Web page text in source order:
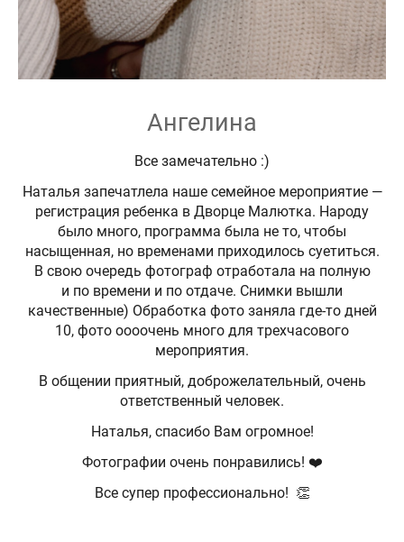
Ангелина
Все замечательно :)
Наталья запечатлела наше семейное мероприятие —
регистрация ребенка в Дворце Малютка. Народу
было много, программа была не то, чтобы
насыщенная, но временами приходилось суетиться.
В свою очередь фотограф отработала на полную
и по времени и по отдаче. Снимки вышли
качественные) Обработка фото заняла где-то дней
10, фото оооочень много для трехчасового
мероприятия.
В общении приятный, доброжелательный, очень
ответственный человек.
Наталья, спасибо Вам огромное!
Фотографии очень понравились! ❤️
Все супер профессионально! 👏